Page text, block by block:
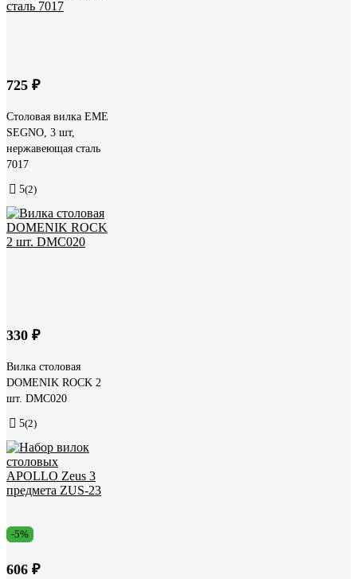
725 ₽
Столовая вилка EME
SEGNO, 3 шт,
нержавеющая сталь
7017
5(2)
330 ₽
Вилка столовая
DOMENIK ROCK 2
шт. DMC020
5(2)
-5%
606 ₽